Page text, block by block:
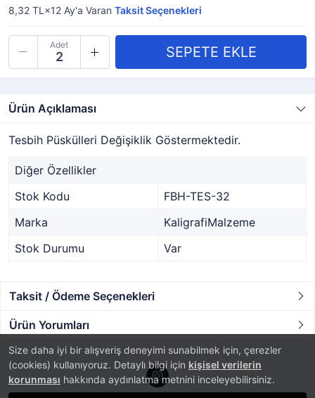
Size daha iyi bir alışveriş deneyimi sunabilmek için, çerezler
(cookies) kullanıyoruz. Detaylı bilgi için kişisel verilerin
korunması hakkında aydınlatma metnini inceleyebilirsiniz.
8,32 TL×12 Ay'a Varan Taksit Seçenekleri
Adet
Ürün Açıklaması
Tesbih Püskülleri Değişiklik Göstermektedir.
Diğer Özellikler
Stok Kodu
FBH-TES-32
Marka
KaligrafiMalzeme
Stok Durumu
Var
Taksit / Ödeme Seçenekleri
Ürün Yorumları